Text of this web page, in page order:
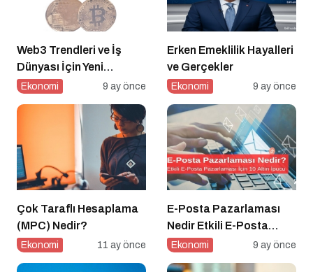
Web3 Trendleri ve İş
Dünyası İçin Yeni
Fırsatlar
Ekonomi 9 ay önce
Erken Emeklilik Hayalleri
ve Gerçekler
Ekonomi 9 ay önce
Çok Taraflı Hesaplama
(MPC) Nedir?
Ekonomi 11 ay önce
E-Posta Pazarlaması
Nedir Etkili E-Posta
Pazarlaması için 10
Ekonomi 9 ay önce